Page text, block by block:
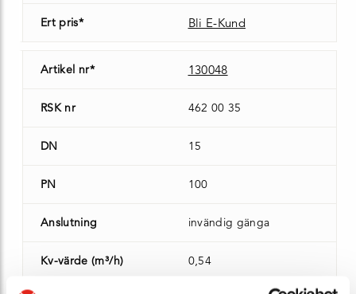
Ert pris* Bli E-Kund
Artikel nr* 130048
RSK nr 462 00 35
DN 15
PN 100
Anslutning invändig gänga
Kv-värde (m³/h) 0,54